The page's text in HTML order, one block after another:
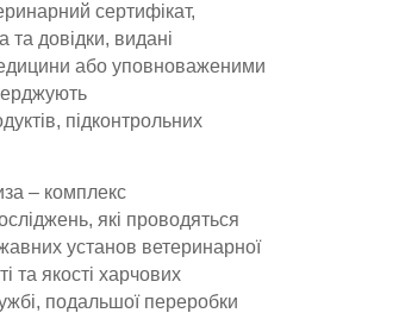
сертифікат,
та довідки, видані
або уповноваженими
підконтрольних
– комплекс
які проводяться
установ ветеринарної
та якості харчових
подальшої переробки